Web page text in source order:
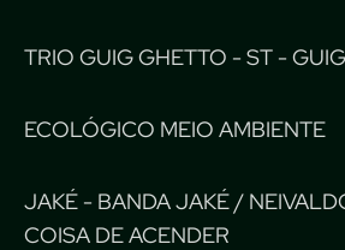
TRIO GUIG GHETTO - ST -
ECOLÓGICO MEIO AMBIENTE
JAKÉ - BANDA JAKÉ /
COISA DE ACENDER